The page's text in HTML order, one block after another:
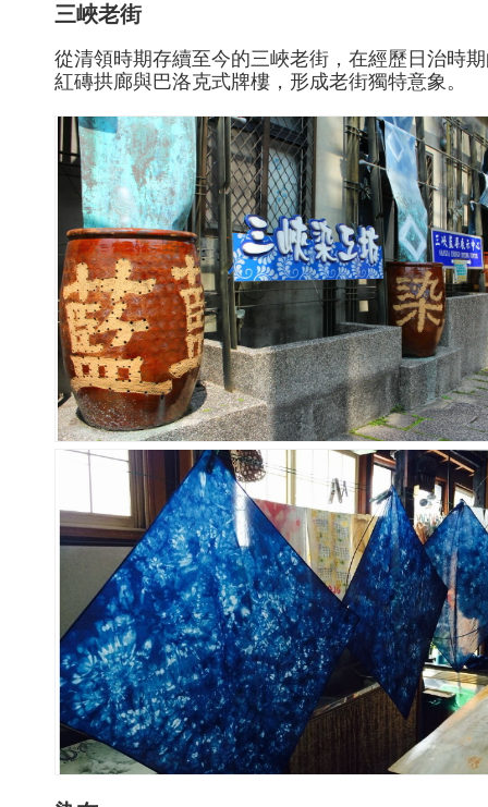
三峽老街
從清領時期存續至今的三峽老街，在經歷日治時
紅磚拱廊與巴洛克式牌樓，形成老街獨特意象。